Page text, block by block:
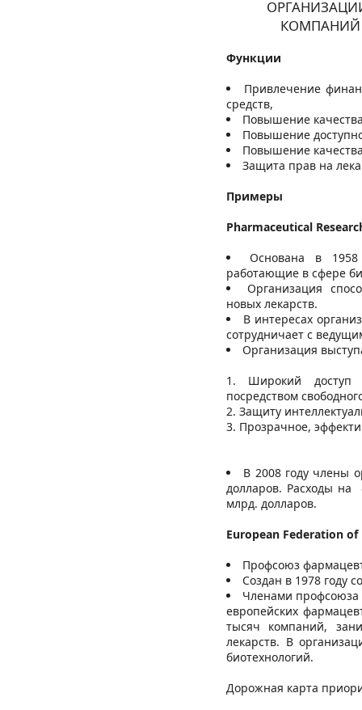
КОМПАНИЙ
Функции
Привлечение
средств,
Повышение
Повышение
Повышение
Защита прав на
Примеры
Pharmaceutical
Основана в 1958
работающие в сфере
Организация
новых лекарств.
В интересах
сотрудничает с
Организация
Широкий доступ
посредством
Защиту
Прозрачное,
В 2008 году члены
долларов. Расходы на
млрд. долларов.
European Federation
Профсоюз
Создан в 1978 году
Членами профсоюза
европейских
тысяч компаний,
лекарств. В
биотехнологий.
Дорожная карта